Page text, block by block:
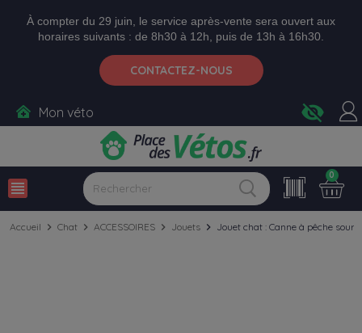
À compter du 29 juin, le service après-vente sera ouvert aux
horaires suivants : de 8h30 à 12h, puis de 13h à 16h30.
CONTACTEZ-NOUS
Mon véto visibility_off
view_headline
0
Accueil chevron_right Chat chevron_right ACCESSOIRES chevron_right Jouets chevron_right Jouet chat : Canne à pêche